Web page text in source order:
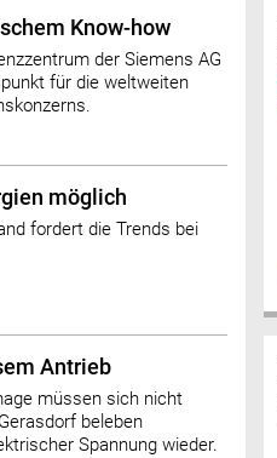
Know-how
der Siemens AG
für die weltweiten
möglich
fordert die Trends bei
Antrieb
müssen sich nicht
beleben
Spannung wieder.